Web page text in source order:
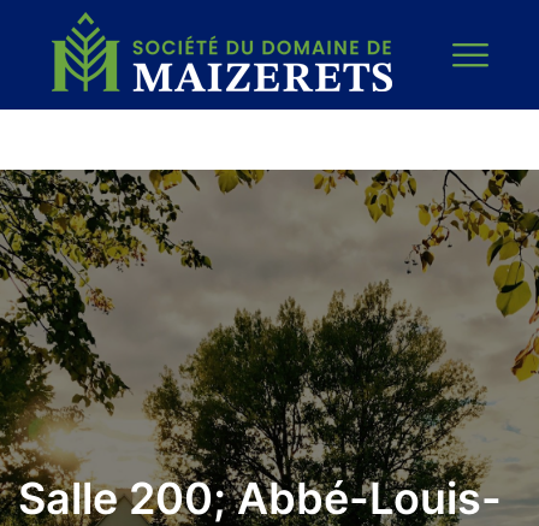
Salle 200; Abbé-Louis-